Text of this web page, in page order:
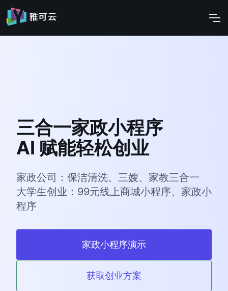
三合一家政小程序
AI 赋能轻松创业
家政公司：保洁清洗、三嫂、家教三合一
大学生创业：99元线上商城小程序、家政小
程序
家政小程序演示
获取创业方案